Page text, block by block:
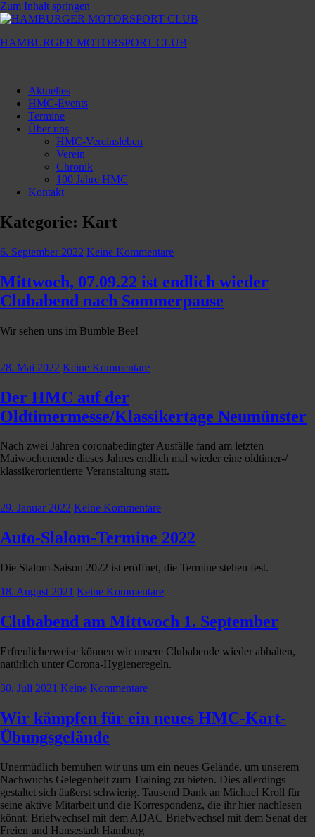
Zum Inhalt springen
HAMBURGER MOTORSPORT CLUB
Motorsport
Club
Aktuelles
HMC-Events
Termine
Über uns
HMC-Vereinsleben
Verein
Chronik
100 Jahre HMC
Kontakt
Kategorie: Kart
6. September 2022 Keine Kommentare
Mittwoch, 07.09.22 ist endlich wieder
Clubabend nach Sommerpause
Wir sehen uns im Bumble Bee!
28. Mai 2022 Keine Kommentare
Der HMC auf der
Oldtimermesse/Klassikertage Neumünster
Nach zwei Jahren coronabedingter Ausfälle fand am letzten
Maiwochenende dieses Jahres endlich mal wieder eine oldtimer-/
klassikerorientierte Veranstaltung statt.
29. Januar 2022 Keine Kommentare
Auto-Slalom-Termine 2022
Die Slalom-Saison 2022 ist eröffnet, die Termine stehen fest.
18. August 2021 Keine Kommentare
Clubabend am Mittwoch 1. September
Erfreulicherweise können wir unsere Clubabende wieder abhalten,
natürlich unter Corona-Hygieneregeln.
30. Juli 2021 Keine Kommentare
Wir kämpfen für ein neues HMC-Kart-
Übungsgelände
Unermüdlich bemühen wir uns um ein neues Gelände, um unserem
Nachwuchs Gelegenheit zum Training zu bieten. Dies allerdings
gestaltet sich äußerst schwierig. Tausend Dank an Michael Kroll für
seine aktive Mitarbeit und die Korrespondenz, die ihr hier nachlesen
könnt: Briefwechsel mit dem ADAC Briefwechsel mit dem Senat der
Freien und Hansestadt Hamburg